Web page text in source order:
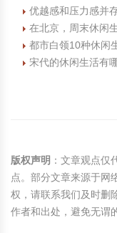
优越感和压力感并
在北京，周末休闲
都市白领10种休闲
宋代的休闲生活有
版权声明 ：文章观点仅
点。部分文章来源于网
权，请联系我们及时删
作者和出处，避免无谓